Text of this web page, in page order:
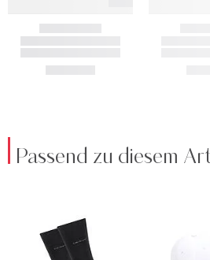
Passend zu diesem